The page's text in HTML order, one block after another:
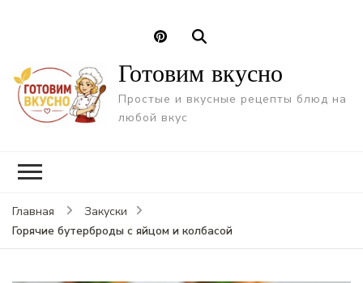
Готовим вкусно
Простые и вкусные рецепты блюд на
любой вкус
Главная
Закуски
Горячие бутерброды с яйцом и колбасой